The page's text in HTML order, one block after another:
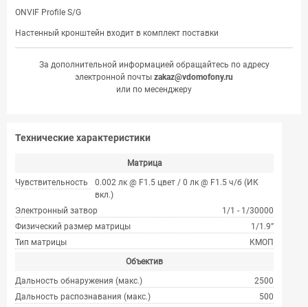
ONVIF Profile S/G
Настенный кронштейн входит в комплект поставки
За дополнительной информацией обращайтесь по адресу
электронной почты zakaz@vdomofony.ru
или по месенджеру
Технические характеристики
Матрица
Чувствительность
0.002 лк @ F1.5 цвет / 0 лк @ F1.5 ч/б (ИК
вкл.)
Электронный затвор
1/1 - 1/30000
Физический размер матрицы
1/1.9”
Тип матрицы
КМОП
Объектив
Дальность обнаружения (макс.)
2500
Дальность распознавания (макс.)
500